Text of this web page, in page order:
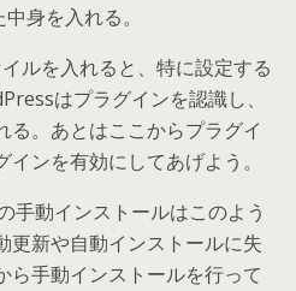
身を入れる。
ルを入れると、特に設定する
はプラグインを認識し、
る。あとはここからプラグイ
ンを有効にしてあげよう。
手動インストールはこのよう
更新や自動インストールに失
ら手動インストールを行って